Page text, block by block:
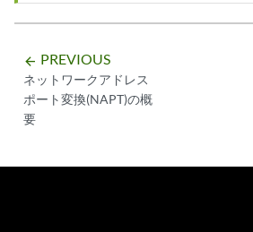
arrow_backward PREVIOUS
ネットワークアドレス
ポート変換(NAPT)の概
要